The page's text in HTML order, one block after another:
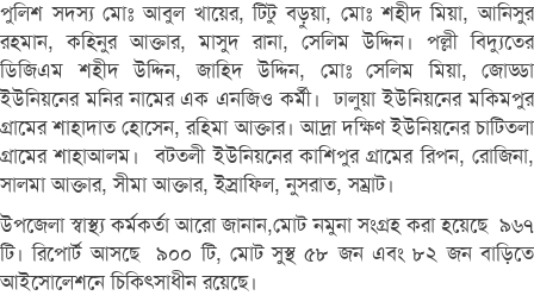
পুলিশ সদস্য মোঃ আবুল খায়ের, টিটু বড়ুয়া, মোঃ শহীদ মিয়া, আনিসুর
রহমান, কহিনুর আক্তার, মাসুদ রানা, সেলিম উদ্দিন। পল্লী বিদ্যুতের
ডিজিএম শহীদ উদ্দিন, জাহিদ উদ্দিন, মোঃ সেলিম মিয়া, জোড্ডা
ইউনিয়নের মনির নামের এক এনজিও কর্মী। ঢালুয়া ইউনিয়নের মকিমপুর
গ্রামের শাহাদাত হোসেন, রহিমা আক্তার। আদ্রা দক্ষিণ ইউনিয়নের চাটিতলা
গ্রামের শাহাআলম। বটতলী ইউনিয়নের কাশিপুর গ্রামের রিপন, রোজিনা,
সালমা আক্তার, সীমা আক্তার, ইস্রাফিল, নুসরাত, সম্রাট।
উপজেলা স্বাস্থ্য কর্মকর্তা আরো জানান,মোট নমুনা সংগ্রহ করা হয়েছে ৯৬৭
টি। রিপোর্ট আসছে ৯০০ টি, মোট সুস্থ ৫৮ জন এবং ৮২ জন বাড়িতে
আইসোলেশনে চিকিৎসাধীন রয়েছে।